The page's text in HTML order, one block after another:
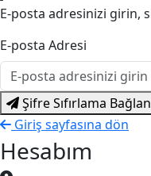
E-posta adresinizi girin,
E-posta Adresi
Şifre Sıfırlama
Giriş sayfasına dön
Hesabım